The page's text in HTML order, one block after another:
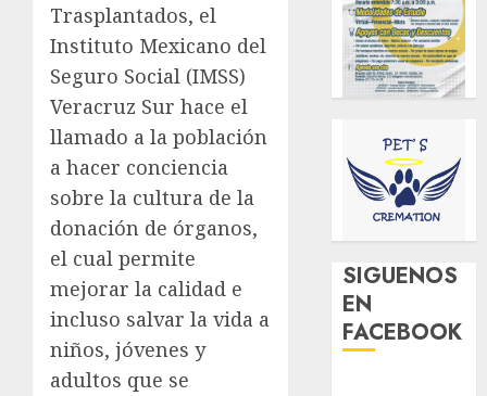
Trasplantados, el
Instituto Mexicano del
Seguro Social (IMSS)
Veracruz Sur hace el
llamado a la población
a hacer conciencia
sobre la cultura de la
donación de órganos,
el cual permite
mejorar la calidad e
incluso salvar la vida a
niños, jóvenes y
adultos que se
SIGUENOS
EN
FACEBOOK